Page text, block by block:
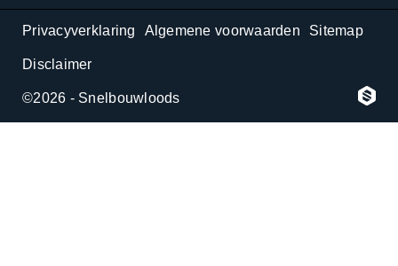
©2026 - Snelbouwloods
Privacyverklaring Algemene voorwaarden Sitemap
Disclaimer